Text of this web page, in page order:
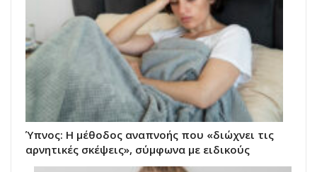
Ύπνος: Η μέθοδος αναπνοής που «διώχνει τις
αρνητικές σκέψεις», σύμφωνα με ειδικούς